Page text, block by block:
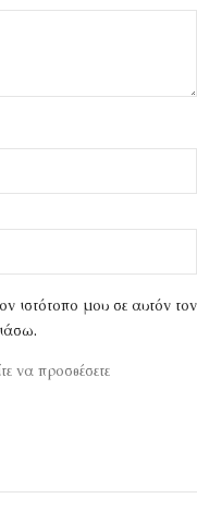
ιστότοπο μου σε αυτόν τον
να προσθέσετε